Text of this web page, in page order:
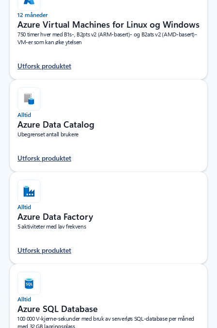
12 måneder
Azure Virtual Machines for Linux og Windows
750 timer hver med B1s-, B2pts v2 (ARM-basert)- og B2ats v2 (AMD-basert)-
VM-er som kan øke ytelsen
Utforsk produktet
Alltid
Azure Data Catalog
Ubegrenset antall brukere
Utforsk produktet
Alltid
Azure Data Factory
5 aktiviteter med lav frekvens
Utforsk produktet
Alltid
Azure SQL Database
100 000 V-kjerne-sekunder med bruk av serverløs SQL-database per måned
med 32 GB lagringsplass